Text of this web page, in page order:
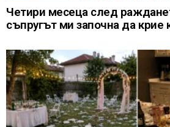
Четири месеца след
съпругът ми започна да крие